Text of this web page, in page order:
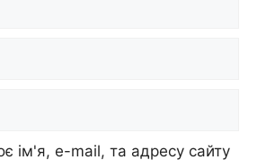
ім'я, e-mail, та адресу сайту